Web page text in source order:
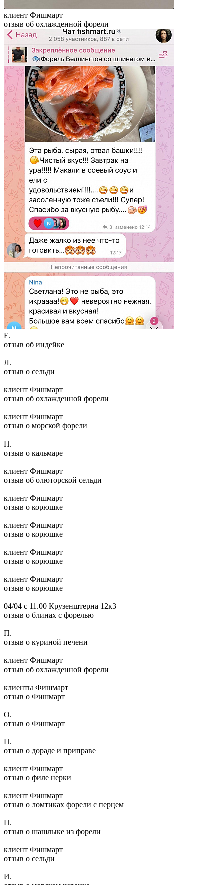
клиент Фишмарт
отзыв об охлажденной форели
Е.
отзыв об индейке
Л.
отзыв о сельди
клиент Фишмарт
отзыв об охлажденной форели
клиент Фишмарт
отзыв о морской форели
П.
отзыв о кальмаре
клиент Фишмарт
отзыв об олюторской сельди
клиент Фишмарт
отзыв о корюшке
клиент Фишмарт
отзыв о корюшке
клиент Фишмарт
отзыв о корюшке
клиент Фишмарт
отзыв о корюшке
04/04 с 11.00 Крузенштерна 12к3
отзыв о блинах с форелью
П.
отзыв о куриной печени
клиент Фишмарт
отзыв об охлажденной форели
клиенты Фишмарт
отзыв о Фишмарт
О.
отзыв о Фишмарт
П.
отзыв о дораде и приправе
клиент Фишмарт
отзыв о филе нерки
клиент Фишмарт
отзыв о ломтиках форели с перцем
П.
отзыв о шашлыке из форели
клиент Фишмарт
отзыв о сельди
И.